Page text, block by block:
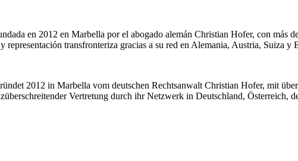
en 2012 en Marbella por el abogado alemán Christian Hofer, con más
representación transfronteriza gracias a su red en Alemania, Austria, Suiza y
2012 in Marbella vom deutschen Rechtsanwalt Christian Hofer, mit
Vertretung durch ihr Netzwerk in Deutschland, Österreich,